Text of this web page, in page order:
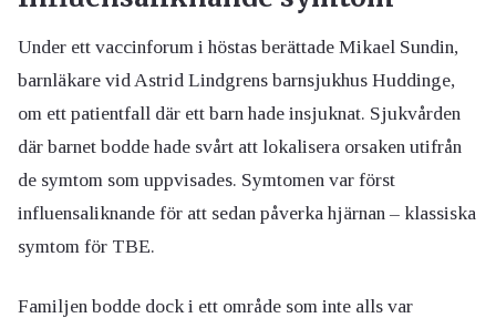
Under ett vaccinforum i höstas berättade Mikael Sundin,
barnläkare vid Astrid Lindgrens barnsjukhus Huddinge,
om ett patientfall där ett barn hade insjuknat. Sjukvården
där barnet bodde hade svårt att lokalisera orsaken utifrån
de symtom som uppvisades. Symtomen var först
influensaliknande för att sedan påverka hjärnan – klassiska
symtom för TBE.
Familjen bodde dock i ett område som inte alls var